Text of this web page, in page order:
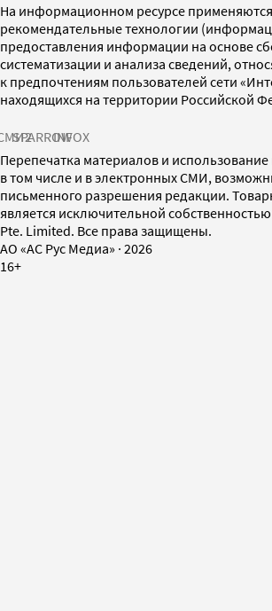
На информационном ресурсе применяются
рекомендательные технологии
предоставления информации на основе
систематизации и анализа сведений,
к предпочтениям пользователей сети
находящихся на территории Российской
SPARROWINFOX
Перепечатка материалов и
в том числе и в электронных СМИ,
письменного разрешения редакции.
является исключительной
Pte. Limited. Все права защищены.
AO «АС Рус Медиа» · 2026
16+